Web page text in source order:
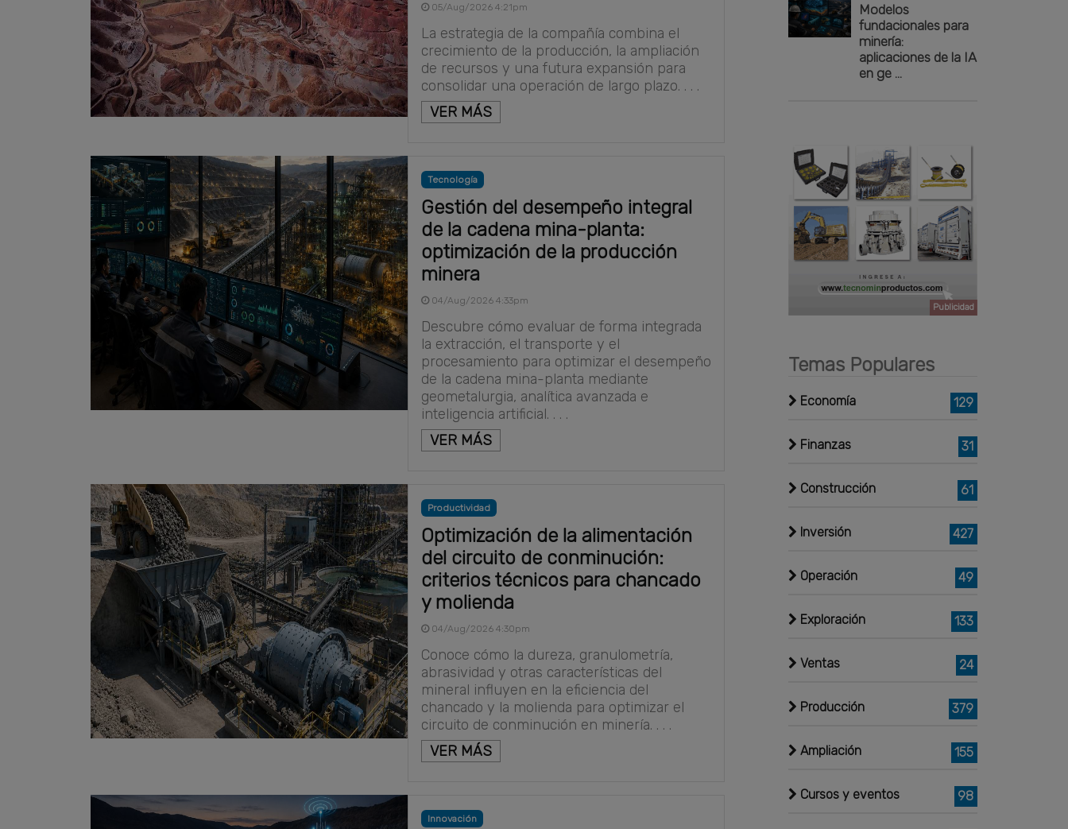
05/Aug/2026 4:21pm
La estrategia de la compañía combina el
crecimiento de la producción, la ampliación
de recursos y una futura expansión para
consolidar una operación de largo plazo. . . .
VER MÁS
Tecnología
Gestión del desempeño integral
de la cadena mina-planta:
optimización de la producción
minera
04/Aug/2026 4:33pm
Descubre cómo evaluar de forma integrada
la extracción, el transporte y el
procesamiento para optimizar el desempeño
de la cadena mina-planta mediante
geometalurgia, analítica avanzada e
inteligencia artificial. . . .
VER MÁS
Productividad
Optimización de la alimentación
del circuito de conminución:
criterios técnicos para chancado
y molienda
04/Aug/2026 4:30pm
Conoce cómo la dureza, granulometría,
abrasividad y otras características del
mineral influyen en la eficiencia del
chancado y la molienda para optimizar el
circuito de conminución en minería. . . .
VER MÁS
Innovación
Modelos
fundacionales para
minería:
aplicaciones de la IA
en ge ...
Publicidad
Temas Populares
Economía 129
Finanzas 31
Construcción 61
Inversión 427
Operación 49
Exploración 133
Ventas 24
Producción 379
Ampliación 155
Cursos y eventos 98